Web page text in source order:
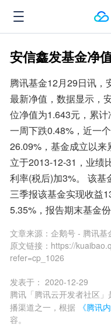
安信鑫发基金净
腾讯基金12月29日讯，
最新净值，数据显示，
位净值为1.643元，累
一周下跌0.48%，近一
26.09%，基金成立以
立于2013-12-31，业绩
利率(税后)加3%。 该
三季报该基金实现收益
5.35%，报告期末基金
文章来源： 企鹅号 - 腾讯基
原文链接： https://
refer=cp_1026
发表于： 2020-12-29
腾讯「腾讯云开发者社区
播渠道之一，根据
《腾讯
容。